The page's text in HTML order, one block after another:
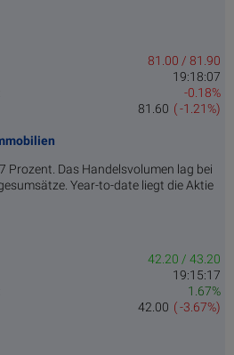
81.00 / 81.90
19:18:07
-0.18%
( -1.21%)
81.60
Prozent. Das Handelsvolumen lag bei
Year-to-date liegt die Aktie
42.20 / 43.20
19:15:17
1.67%
( -3.67%)
42.00